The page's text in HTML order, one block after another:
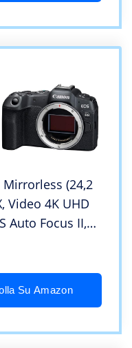
Mirrorless (24,2
Video 4K UHD
Auto Focus II,
cm, Wi-Fi,
Su Amazon